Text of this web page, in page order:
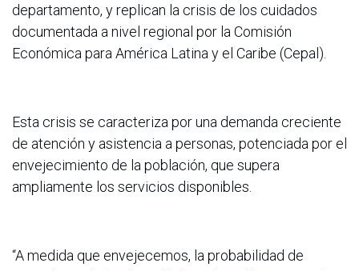
departamento, y replican la crisis de los cuidados
documentada a nivel regional por la Comisión
Económica para América Latina y el Caribe (Cepal).
Esta crisis se caracteriza por una demanda creciente
de atención y asistencia a personas, potenciada por el
envejecimiento de la población, que supera
ampliamente los servicios disponibles.
“A medida que envejecemos, la probabilidad de